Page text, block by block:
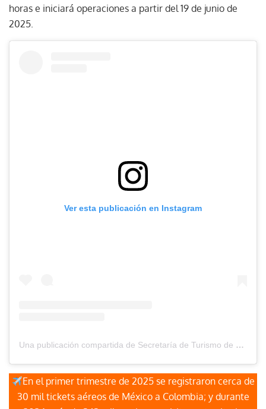
horas e iniciará operaciones a partir del 19 de junio de
2025.
Ver esta publicación en Instagram
Una publicación compartida de Secretaría de Turismo de Cali (@secturismocali)
En el primer trimestre de 2025 se registraron cerca de
30 mil tickets aéreos de México a Colombia; y durante